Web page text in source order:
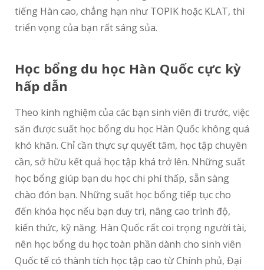
tiếng Hàn cao, chẳng hạn như TOPIK hoặc KLAT, thì
triển vọng của bạn rất sáng sủa.
Học bổng du học Hàn Quốc cực kỳ
hấp dẫn
Theo kinh nghiệm của các bạn sinh viên đi trước, việc
săn được suất học bổng du học Hàn Quốc không quá
khó khăn. Chỉ cần thực sự quyết tâm, học tập chuyên
cần, sở hữu kết quả học tập khá trở lên. Những suất
học bổng giúp bạn du học chi phí thấp, sẵn sàng
chào đón bạn. Những suất học bổng tiếp tục cho
đến khóa học nếu bạn duy trì, nâng cao trình độ,
kiến thức, kỹ năng. Hàn Quốc rất coi trọng người tài,
nên học bổng du học toàn phần dành cho sinh viên
Quốc tế có thành tích học tập cao từ Chính phủ, Đại